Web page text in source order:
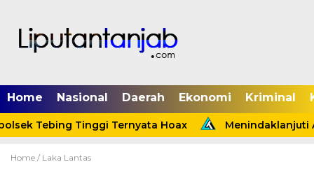
Home Nasional Daerah Ekonomi Kriminal
Tebing Tinggi Ternyata Hoax Menindaklanjuti
Home / Laka Lantas